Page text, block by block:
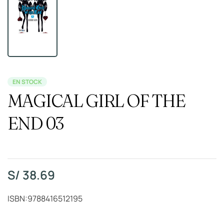
EN STOCK
MAGICAL GIRL OF THE
END 03
S/ 38.69
ISBN:9788416512195